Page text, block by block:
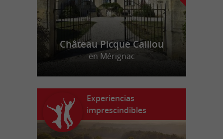
Château Picque Caillou
en Mérignac
Experiencias
imprescindibles